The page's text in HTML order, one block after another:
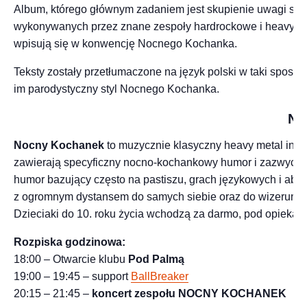
Album, którego głównym zadaniem jest skupienie uwagi
wykonywanych przez znane zespoły hardrockowe i
wpisują się w konwencję Nocnego Kochanka.
Teksty zostały przetłumaczone na język polski w taki
im parodystyczny styl Nocnego Kochanka.
Nocny Kochanek to muzycznie klasyczny heavy metal
zawierają specyficzny nocno-kochankowy humor i
humor bazujący często na pastiszu, grach językowych i
z ogromnym dystansem do samych siebie oraz do
Dzieciaki do 10. roku życia wchodzą za darmo, pod
Rozpiska godzinowa:
18:00 – Otwarcie klubu Pod Palmą
19:00 – 19:45 – support BallBreaker
20:15 – 21:45 – koncert zespołu NOCNY KOCHANEK